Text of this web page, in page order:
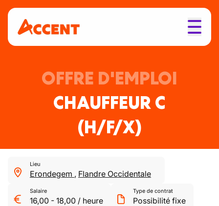
OFFRE D'EMPLOI
CHAUFFEUR C
(H/F/X)
Lieu
Erondegem , Flandre Occidentale
Salaire
16,00 - 18,00 / heure
Type de contrat
Possibilité fixe